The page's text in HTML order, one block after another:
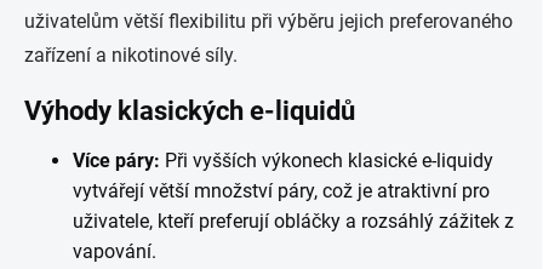
uživatelům větší flexibilitu při výběru jejich preferovaného
zařízení a nikotinové síly.
Výhody klasických e-liquidů
Více páry: Při vyšších výkonech klasické e-liquidy
vytvářejí větší množství páry, což je atraktivní pro
uživatele, kteří preferují obláčky a rozsáhlý zážitek z
vapování.